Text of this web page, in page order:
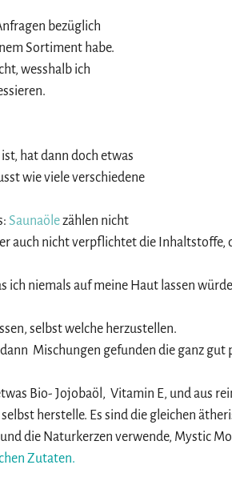
bezüglich
Sortiment habe.
wesshalb ich
hat dann doch etwas
wie viele verschiedene
Saunaöle zählen nicht
auch nicht verpflichtet die Inhaltstoffe,
ich niemals auf meine Haut lassen
selbst welche herzustellen.
Mischungen gefunden die ganz gut
Bio- Jojobaöl,  Vitamin E, und aus
herstelle. Es sind die gleichen
die Naturkerzen verwende, Mystic
Zutaten.